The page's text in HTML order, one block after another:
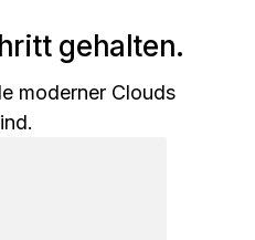
gehalten.
moderner Clouds